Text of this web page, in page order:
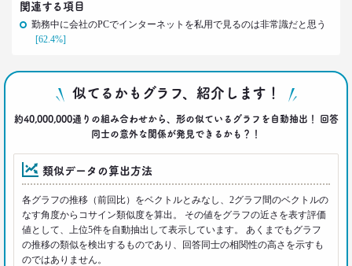
40代おじさんの意識を精神科医が分析 悲しい性を
メッタ斬り!?
–日経クロストレンド 連載⑨–
コロナで｢占いを信じる｣20代女性が増える理由―調
査とインタビューで判明した大きな変化
生活総研 上席研究員
荒井 自如
40代おじさんに黄信号 「男女平等感」が世の中と
ズレている!?
–日経クロストレンド 連載⑧–
関連する項目
勤務中に会社のPCでインターネットを私用で見るのは非常識だと思う
[62.4%]
似てるかもグラフ、紹介します！
約40,000,000通りの組み合わせから、形の似ているグラフを自動抽出！ 回答
同士の意外な関係が発見できるかも？！
類似データの算出方法
各グラフの推移（前回比）をベクトルとみなし、2グラフ間のベクトルの
なす角度からコサイン類似度を算出。 その値をグラフの近さを表す評価
値として、上位5件を自動抽出して表示しています。 あくまでもグラフ
の推移の類似を検出するものであり、回答同士の相関性の高さを示すも
のではありません。